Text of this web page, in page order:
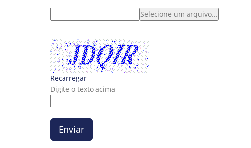
Recarregar
Digite o texto acima